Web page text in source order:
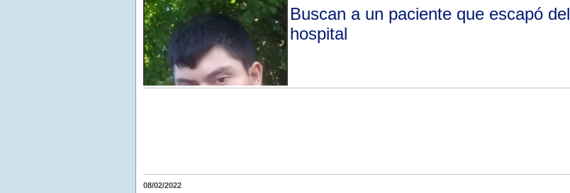
Buscan a un paciente que escapó del
hospital
08/02/2022